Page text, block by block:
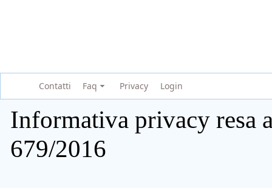
Contatti Faq Privacy Login
Informativa privacy resa
679/2016